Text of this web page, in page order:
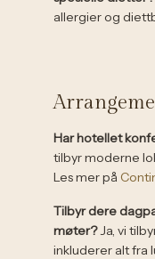
allergier og
Har hotellet
tilbyr moderne
Les mer på
Tilbyr dere
møter? Ja, vi
inkluderer alt fra